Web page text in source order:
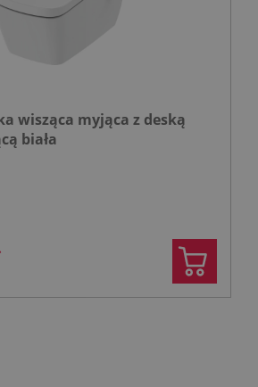
wisząca myjąca z deską
biała